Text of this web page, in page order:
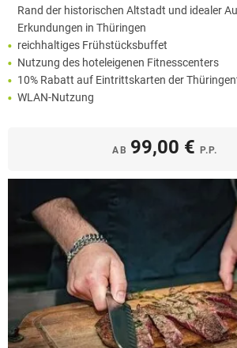
Rand der historischen Altstadt und idealer
Erkundungen in Thüringen
reichhaltiges Frühstücksbuffet
Nutzung des hoteleigenen Fitnesscenters
10% Rabatt auf Eintrittskarten der
WLAN-Nutzung
AB 99,00 € P.P.